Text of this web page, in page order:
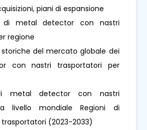
piani di espansione
di metal detector con nastri
regione
storiche del mercato globale dei
con nastri trasportatori per
metal detector con nastri
livello mondiale Regioni di
(2023-2033)